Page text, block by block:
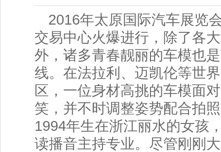
2016年太原国际汽车展览
交易中心火爆进行，除了各
外，诸多青春靓丽的车模也
线。在法拉利、迈凯伦等世
区，一位身材高挑的车模面
笑，并不时调整姿势配合拍
1994年生在浙江丽水的女孩
读播音主持专业。尽管刚刚